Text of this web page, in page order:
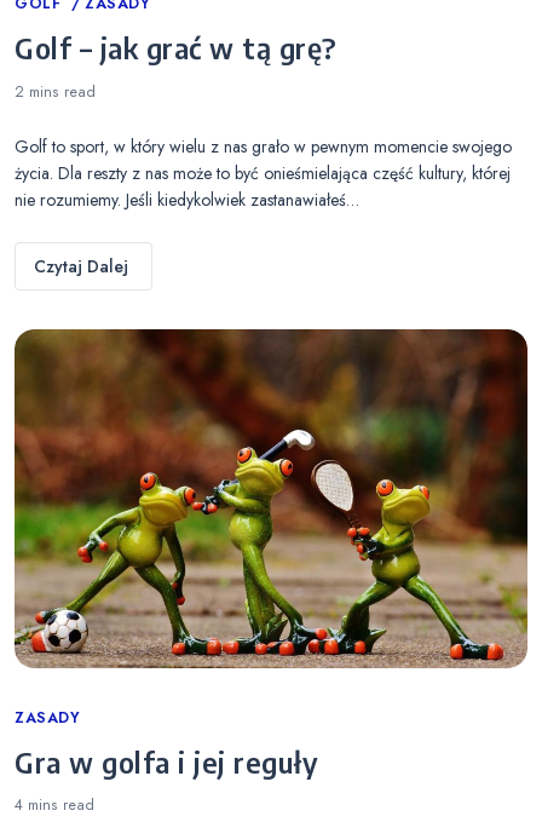
Categories
Golf – jak grać w tą grę?
2 mins read
Golf to sport, w który wielu z nas grało w pewnym momencie swojego
życia. Dla reszty z nas może to być onieśmielająca część kultury, której
nie rozumiemy. Jeśli kiedykolwiek zastanawiałeś…
Czytaj Dalej
Categories
ZASADY
Gra w golfa i jej reguły
4 mins read